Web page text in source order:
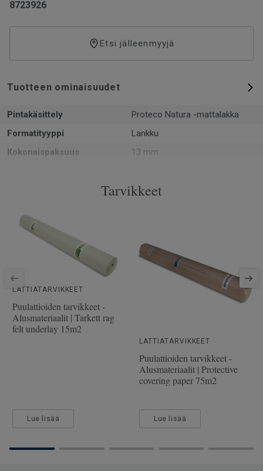
8723926
Etsi jälleenmyyjä
Tuotteen ominaisuudet
Pintakäsittely
Proteco Natura -mattalakka
Formatityyppi
Lankku
Kokonaispaksuus
13 mm
Kyllä
Kappaleita laatikossa
Asennusmenetelmä
Lukkopontti
SAP-tuotenumero
8723926
Puulaji
Pituus
Kulutuskerroksen paksuus
19.4 cm
Tarvikkeet
LATTIATARVIKKEET
Puulattioiden tarvikkeet -
Alusmateriaalit | Tarkett rag
felt underlay 15m2
Lue lisää
LATTIATARVIKKEET
Puulattioiden tarvikkeet -
Alusmateriaalit | Protective
covering paper 75m2
Lue lisää